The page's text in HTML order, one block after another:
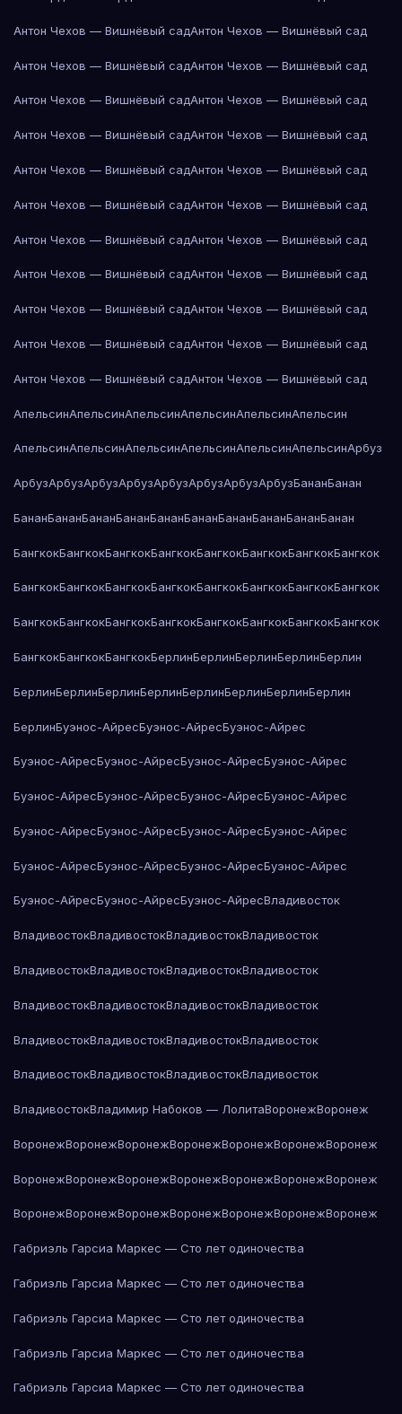
Антон Чехов — Вишнёвый садАнтон Чехов — Вишнёвый сад
Антон Чехов — Вишнёвый садАнтон Чехов — Вишнёвый сад
Антон Чехов — Вишнёвый садАнтон Чехов — Вишнёвый сад
Антон Чехов — Вишнёвый садАнтон Чехов — Вишнёвый сад
Антон Чехов — Вишнёвый садАнтон Чехов — Вишнёвый сад
Антон Чехов — Вишнёвый садАнтон Чехов — Вишнёвый сад
Антон Чехов — Вишнёвый садАнтон Чехов — Вишнёвый сад
Антон Чехов — Вишнёвый садАнтон Чехов — Вишнёвый сад
Антон Чехов — Вишнёвый садАнтон Чехов — Вишнёвый сад
Антон Чехов — Вишнёвый садАнтон Чехов — Вишнёвый сад
Антон Чехов — Вишнёвый садАнтон Чехов — Вишнёвый сад
АпельсинАпельсинАпельсинАпельсинАпельсинАпельсин
АпельсинАпельсинАпельсинАпельсинАпельсинАпельсинАрбуз
АрбузАрбузАрбузАрбузАрбузАрбузАрбузАрбузБананБанан
БананБананБананБананБананБананБананБананБананБанан
БангкокБангкокБангкокБангкокБангкокБангкокБангкокБангкок
БангкокБангкокБангкокБангкокБангкокБангкокБангкокБангкок
БангкокБангкокБангкокБангкокБангкокБангкокБангкокБангкок
БангкокБангкокБангкокБерлинБерлинБерлинБерлинБерлин
БерлинБерлинБерлинБерлинБерлинБерлинБерлинБерлин
БерлинБуэнос-АйресБуэнос-АйресБуэнос-Айрес
Буэнос-АйресБуэнос-АйресБуэнос-АйресБуэнос-Айрес
Буэнос-АйресБуэнос-АйресБуэнос-АйресБуэнос-Айрес
Буэнос-АйресБуэнос-АйресБуэнос-АйресБуэнос-Айрес
Буэнос-АйресБуэнос-АйресБуэнос-АйресБуэнос-Айрес
Буэнос-АйресБуэнос-АйресБуэнос-АйресВладивосток
ВладивостокВладивостокВладивостокВладивосток
ВладивостокВладивостокВладивостокВладивосток
ВладивостокВладивостокВладивостокВладивосток
ВладивостокВладивостокВладивостокВладивосток
ВладивостокВладивостокВладивостокВладивосток
ВладивостокВладимир Набоков — ЛолитаВоронежВоронеж
ВоронежВоронежВоронежВоронежВоронежВоронежВоронеж
ВоронежВоронежВоронежВоронежВоронежВоронежВоронеж
ВоронежВоронежВоронежВоронежВоронежВоронежВоронеж
Габриэль Гарсиа Маркес — Сто лет одиночества
Габриэль Гарсиа Маркес — Сто лет одиночества
Габриэль Гарсиа Маркес — Сто лет одиночества
Габриэль Гарсиа Маркес — Сто лет одиночества
Габриэль Гарсиа Маркес — Сто лет одиночества